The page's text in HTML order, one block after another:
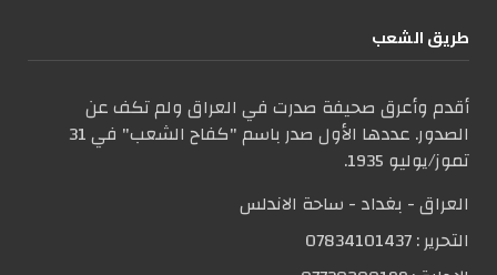
طریق الشعب
أقدم وأعرق صحيفة صدرت في العراق ولم تكف عن
الصدور. عددها الأول صدر باسم "كفاح الشعب" في 31
تموز/يوليو 1935.
العراق - بغداد - ساحة الاندلس
التحریر :07834101437